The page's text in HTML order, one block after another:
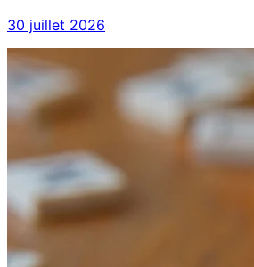
30 juillet 2026